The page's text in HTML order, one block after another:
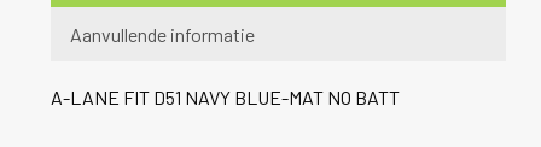
Aanvullende informatie
A-LANE FIT D51 NAVY BLUE-MAT NO BATT